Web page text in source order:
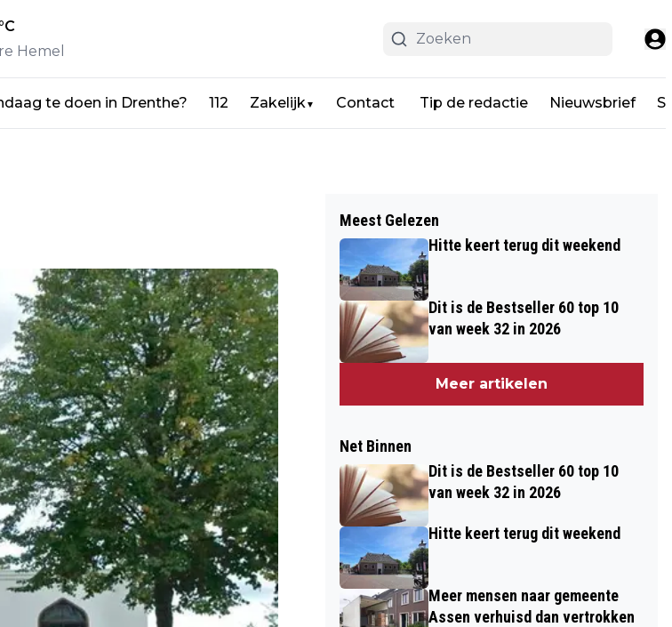
°C
Hemel
te doen in Drenthe? 112 Zakelijk▼ Contact Tip de redactie Nieuwsbrief
Meest Gelezen
Hitte keert terug dit weekend
Dit is de Bestseller 60 top 10
van week 32 in 2026
Meer artikelen
Net Binnen
Dit is de Bestseller 60 top 10
van week 32 in 2026
Hitte keert terug dit weekend
Meer mensen naar gemeente
Assen verhuisd dan vertrokken